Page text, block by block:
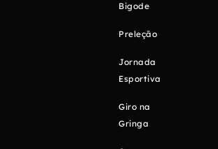
Bigode
Preleção
Jornada
Esportiva
Giro na
Gringa